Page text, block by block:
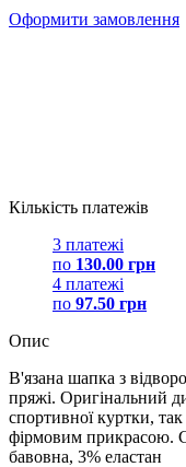
Оформити замовлення
Кількість платежів
3 платежі
по 130.00 грн
4 платежі
по 97.50 грн
Опис
В'язана шапка з
пряжі. Оригінальний
спортивної куртки,
фірмовим прикрасою.
бавовна, 3% еластан